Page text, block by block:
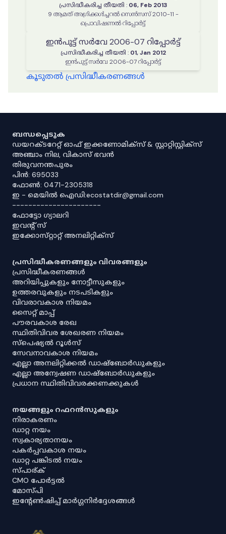
പ്രസിദ്ധീകരിച്ച തീയതി : 06, Feb 2013
9 ആമത് അഗ്രിക്കൾച്ചറൽ സെൻസസ് 2010-11 -
പ്രൊവിഷണൽ റിപ്പോർട്ട്
ഇൻപുട്ട് സർവേ 2006-07 റിപ്പോർട്ട്
പ്രസിദ്ധീകരിച്ച തീയതി : 01, Jan 2012
ഇൻപുട്ട് സർവേ 2006-07 റിപ്പോർട്ട്
കൂടുതൽ പ്രസിദ്ധീകരണങ്ങൾ
ബന്ധപ്പെടുക
ഡയറക്ടറേറ്റ് ഓഫ് ഇക്കണോമിക്സ് & സ്റ്റാറ്റിസ്റ്റിക്സ്
അഞ്ചാം നില, വികാസ് ഭവൻ
തിരുവനന്തപുരം
പിൻ: 695033
ഫോൺ: 0471-2305318
ഇ - മെയിൽ ഐഡി:ecostatdir@gmail.com
----------------------
ഫോട്ടോ ഗ്യാലറി
ഇവൻ്റ് സ്
ഇക്കോസ്‌റ്റാറ്റ് അനലിറ്റിക്‌സ്
പ്രസിദ്ധീകരണങ്ങളും വിവരങ്ങളും
പ്രസിദ്ധീകരണങ്ങൾ
അറിയിപ്പുകളും നോട്ടീസുകളും
ഉത്തരവുകളും നടപടികളും
വിവരാവകാശ നിയമം
സൈറ്റ് മാപ്പ്
പൗരവകാശ രേഖ
സ്ഥിതിവിവര ശേഖരണ നിയമം
സ്‌പെഷ്യൽ റൂൾസ്
സേവനാവകാശ നിയമം
എല്ലാ അനലിറ്റിക്കൽ ഡാഷ്‌ബോർഡുകളും
എല്ലാ അന്വേഷണ ഡാഷ്‌ബോർഡുകളും
പ്രധാന സ്ഥിതിവിവരക്കണക്കുകൾ
നയങ്ങളും റഫറൻസുകളും
നിരാകരണം
ഡാറ്റ നയം
സ്വകാര്യതാനയം
പകർപ്പവകാശ നയം
ഡാറ്റ പങ്കിടൽ നയം
സ്പാര്ക്
CMO പോർട്ടൽ
മോസ്പി
ഇൻ്റേൺഷിപ്പ് മാർഗ്ഗനിർദ്ദേശങ്ങൾ